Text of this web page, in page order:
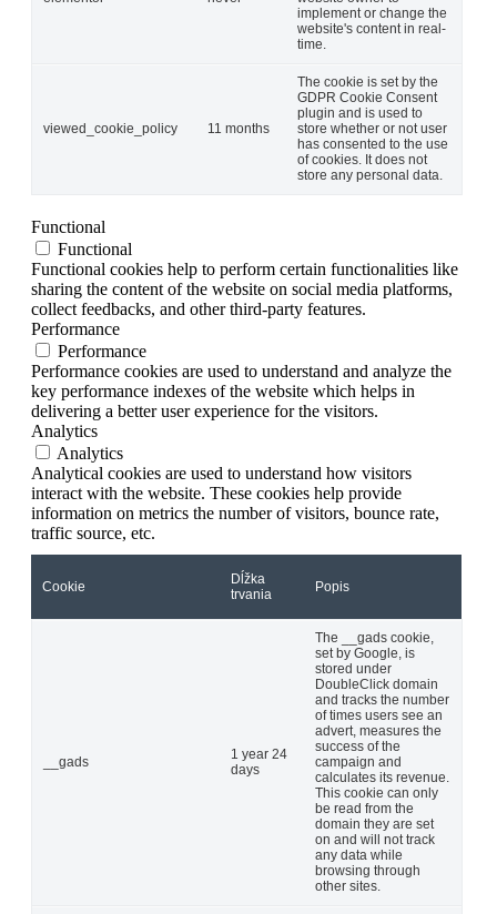
implement or change the
website's content in real-
time.
viewed_cookie_policy 11 months
The cookie is set by the
GDPR Cookie Consent
plugin and is used to
store whether or not user
has consented to the use
of cookies. It does not
store any personal data.
Functional
Functional
Functional cookies help to perform certain functionalities like
sharing the content of the website on social media platforms,
collect feedbacks, and other third-party features.
Performance
Performance
Performance cookies are used to understand and analyze the
key performance indexes of the website which helps in
delivering a better user experience for the visitors.
Analytics
Analytics
Analytical cookies are used to understand how visitors
interact with the website. These cookies help provide
information on metrics the number of visitors, bounce rate,
traffic source, etc.
Cookie
Dĺžka
trvania
Popis
__gads
1 year 24
days
The __gads cookie,
set by Google, is
stored under
DoubleClick domain
and tracks the number
of times users see an
advert, measures the
success of the
campaign and
calculates its revenue.
This cookie can only
be read from the
domain they are set
on and will not track
any data while
browsing through
other sites.